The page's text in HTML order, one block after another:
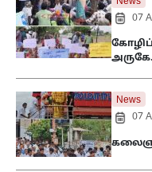
07
News
07